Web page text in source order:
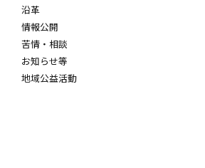
沿革
情報公開
苦情・相談
お知らせ等
地域公益活動